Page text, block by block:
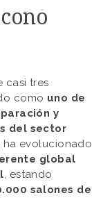
casi tres
como uno de
y
del sector
ha evolucionado
global
, estando
salones de